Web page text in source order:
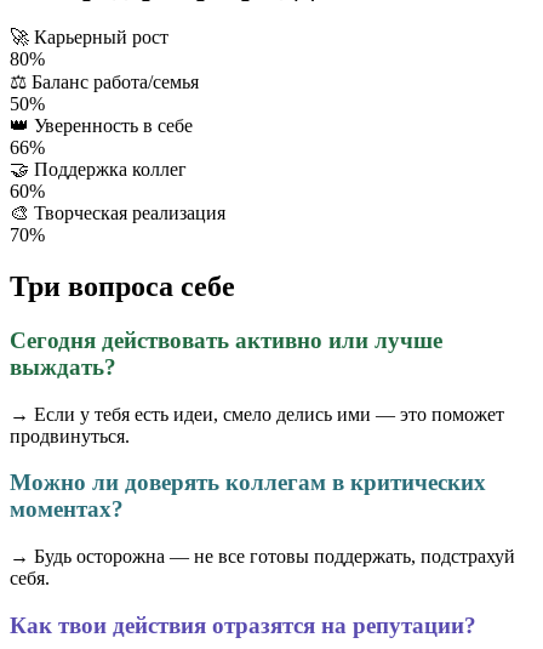
🚀 Карьерный рост
80%
⚖️ Баланс работа/семья
50%
👑 Уверенность в себе
66%
🤝 Поддержка коллег
60%
🎨 Творческая реализация
70%
Три вопроса себе
Сегодня действовать активно или лучше
выждать?
→ Если у тебя есть идеи, смело делись ими — это поможет
продвинуться.
Можно ли доверять коллегам в критических
моментах?
→ Будь осторожна — не все готовы поддержать, подстрахуй
себя.
Как твои действия отразятся на репутации?